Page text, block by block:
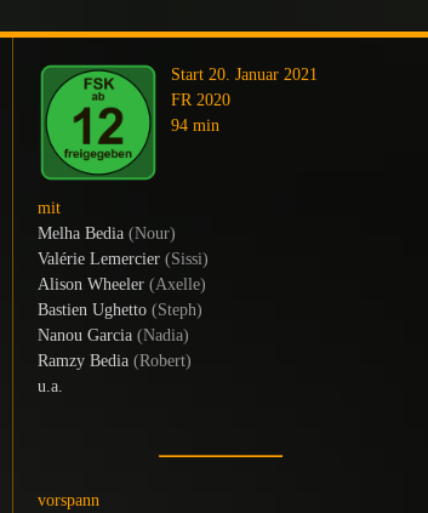
Start 20. Januar 2021
FR 2020
94 min
mit
Melha Bedia(Nour)
Valérie Lemercier(Sissi)
Alison Wheeler(Axelle)
Bastien Ughetto(Steph)
Nanou Garcia(Nadia)
Ramzy Bedia(Robert)
u.a.
vorspann